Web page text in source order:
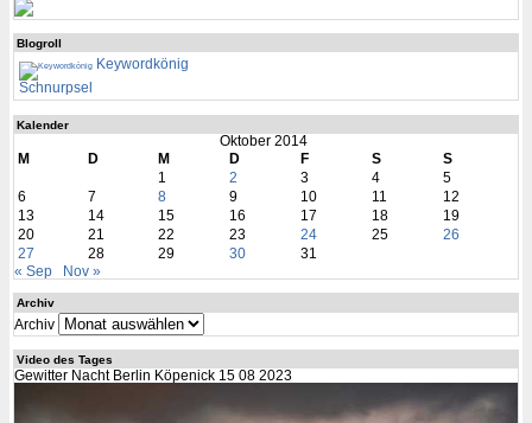
Blogroll
Keywordkönig
Schnurpsel
Kalender
Oktober 2014
M
D M D F S
S
1
2 3 4
5
6
7 8 9 10 11
12
13
14 15 16 17 18
19
20
21 22 23 24 25
26
27
28 29 30
31
« Sep
Nov »
Archiv
Archiv
Video des Tages
Gewitter Nacht Berlin Köpenick 15 08 2023